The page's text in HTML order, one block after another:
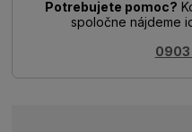
Potrebujete pomoc?
spoločne nájdeme